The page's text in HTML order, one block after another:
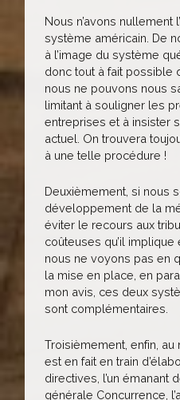
Nous n’avons nullement
système américain. De
à l’image du système
donc tout à fait possible
nous ne pouvons nous
limitant à souligner les
entreprises et à insister
actuel. On trouvera
à une telle procédure !
Deuxièmement, si nous
développement de la
éviter le recours aux
coûteuses qu’il implique
nous ne voyons pas en
la mise en place, en
mon avis, ces deux
sont complémentaires.
Troisièmement, enfin,
est en fait en train
directives, l’un émanant
générale Concurrence,